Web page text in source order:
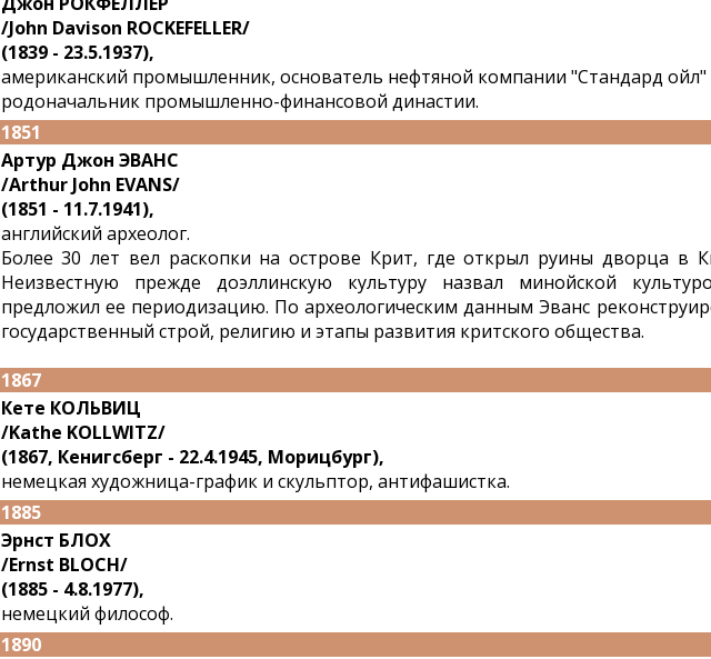
/John Davison ROCKEFELLER/
(1839 - 23.5.1937),
американский промышленник, основатель нефтяной компании "Стандард ойл"
родоначальник промышленно-финансовой династии.
1851
Артур Джон ЭВАНС
/Arthur John EVANS/
(1851 - 11.7.1941),
английский археолог.
Более 30 лет вел раскопки на острове Крит, где открыл руины дворца в
Неизвестную прежде доэллинскую культуру назвал минойской
предложил ее периодизацию. По археологическим данным Эванс
государственный строй, религию и этапы развития критского общества.
1867
Кете КОЛЬВИЦ
/Kathe KOLLWITZ/
(1867, Кенигсберг - 22.4.1945, Морицбург),
немецкая художница-график и скульптор, антифашистка.
1885
Эрнст БЛОХ
/Ernst BLOCH/
(1885 - 4.8.1977),
немецкий философ.
1890